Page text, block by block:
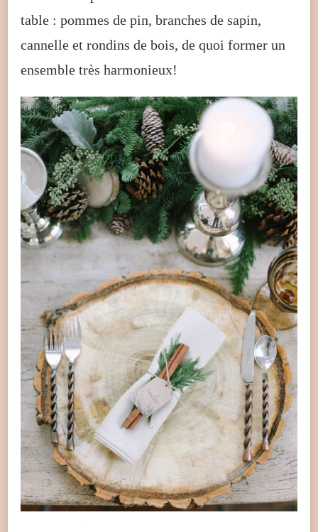
table : pommes de pin, branches de sapin,
cannelle et rondins de bois, de quoi former un
ensemble très harmonieux!